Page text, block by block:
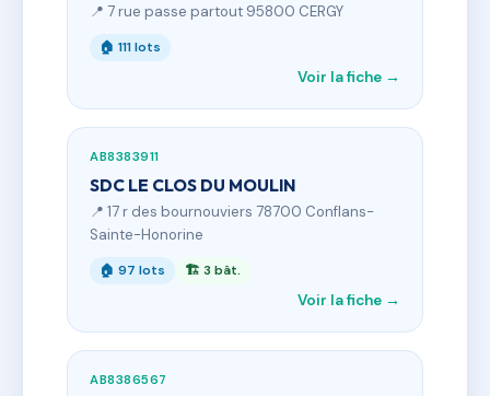
📍 7 rue passe partout 95800 CERGY
🏠 111 lots
Voir la fiche →
AB8383911
SDC LE CLOS DU MOULIN
📍 17 r des bournouviers 78700 Conflans-
Sainte-Honorine
🏠 97 lots 🏗 3 bât.
Voir la fiche →
AB8386567